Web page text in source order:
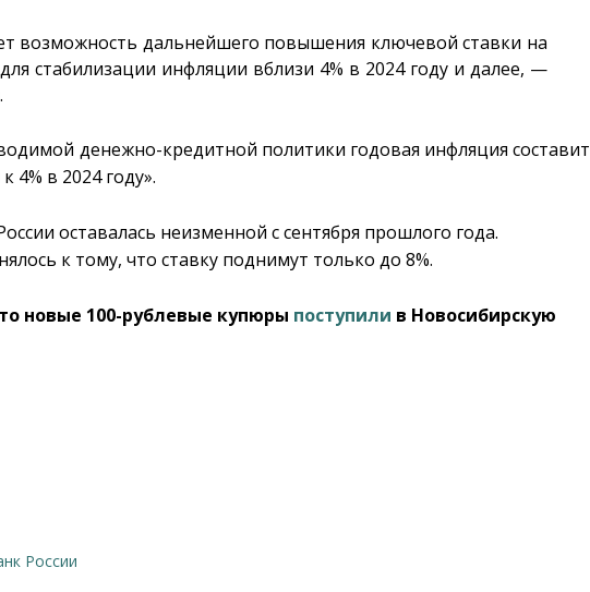
возможность дальнейшего повышения ключевой ставки на
стабилизации инфляции вблизи 4% в 2024 году и далее, —
денежно-кредитной политики годовая инфляция составит
4% в 2024 году».
оставалась неизменной с сентября прошлого года.
к тому, что ставку поднимут только до 8%.
новые 100-рублевые купюры поступили в Новосибирскую
России